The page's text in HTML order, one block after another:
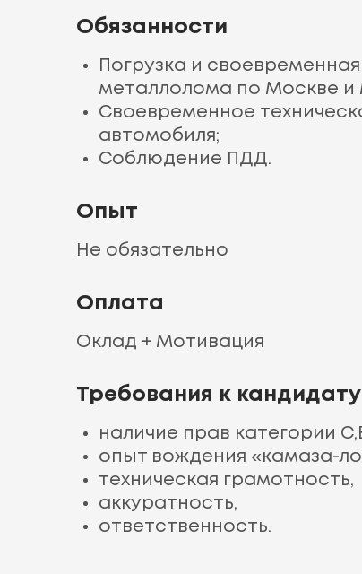
Обязанности
Погрузка и
металлолома по Москве и
Своевременное
автомобиля;
Соблюдение ПДД.
Опыт
Не обязательно
Оплата
Оклад + Мотивация
Требования к кандидату
наличие прав категории
опыт вождения «камаза-
техническая грамотность,
аккуратность,
ответственность.